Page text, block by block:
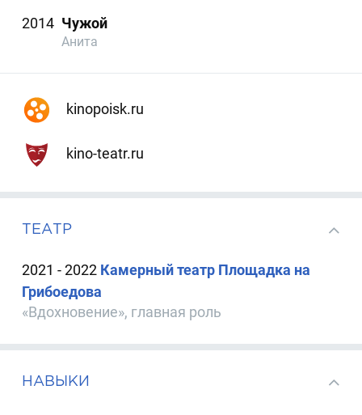
2014 Чужой
Анита
kinopoisk.ru
kino-teatr.ru
ТЕАТР
2021 - 2022 Камерный театр Площадка на
Грибоедова
«Вдохновение», главная роль
НАВЫКИ